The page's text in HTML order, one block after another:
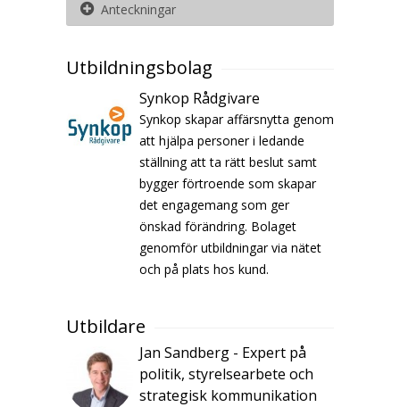
Anteckningar
Utbildningsbolag
Synkop Rådgivare
Synkop skapar affärsnytta genom
att hjälpa personer i ledande
ställning att ta rätt beslut samt
bygger förtroende som skapar
det engagemang som ger
önskad förändring. Bolaget
genomför utbildningar via nätet
och på plats hos kund.
Utbildare
Jan Sandberg - Expert på
politik, styrelsearbete och
strategisk kommunikation